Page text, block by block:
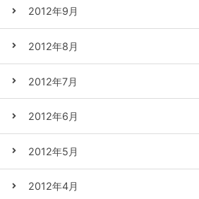
2012年9月
2012年8月
2012年7月
2012年6月
2012年5月
2012年4月